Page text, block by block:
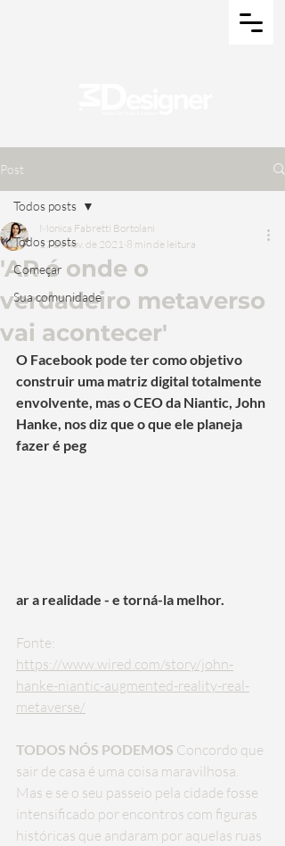
Post
Todos posts
Começar
Sua comunidade
Todos posts
'AR é onde o
verdadeiro metaverso
vai acontecer'
Monica Fabretti Bortolani
17 de nov. de 2021 8 min de leitura
O Facebook pode ter como objetivo
construir uma matriz digital totalmente
envolvente, mas o CEO da Niantic, John
Hanke, nos diz que o que ele planeja
fazer é peg
ar a realidade - e torná-la melhor.
Fonte:
https://www.wired.com/story/john-
hanke-niantic-augmented-reality-real-
metaverse/
TODOS NÓS PODEMOS Concordo que
sair de casa é uma coisa maravilhosa.
Mas e se o seu passeio pela cidade fosse
intensificado por encontros com figuras
históricas que andaram por aquelas ruas